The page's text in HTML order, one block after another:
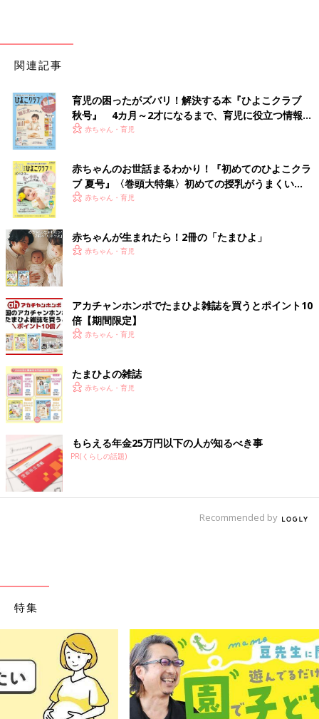
関連記事
育児の困ったがズバリ！解決する本『ひよこクラブ
秋号』 4カ月～2才になるまで、育児に役立つ情報が
いっぱい！
赤ちゃん・育児
赤ちゃんのお世話まるわかり！『初めてのひよこクラ
ブ 夏号』〈巻頭大特集〉初めての授乳がうまくい
く！ おっぱい・ミルクの基本と夏のトラブル 解決テ
赤ちゃん・育児
赤ちゃんが生まれたら！2冊の「たまひよ」
赤ちゃん・育児
アカチャンホンポでたまひよ雑誌を買うとポイント10
倍【期間限定】
赤ちゃん・育児
たまひよの雑誌
赤ちゃん・育児
もらえる年金25万円以下の人が知るべき事
PR(くらしの話題)
Recommended by
特集